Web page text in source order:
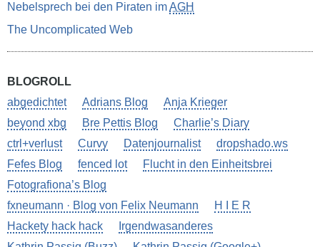
Nebelsprech bei den Piraten imAGH
The Uncomplicated Web
BLOGROLL
abgedichtet
Adrians Blog
Anja Krieger
beyond xbg
Bre Pettis Blog
Charlie’s Diary
ctrl+verlust
Curvy Datenjournalist
dropshado.ws
Fefes Blog
fenced lot
Flucht in den Einheitsbrei
Fotografiona’s Blog
fxneumann · Blog von Felix Neumann
H I E R
Hackety hack hack
Irgendwasanderes